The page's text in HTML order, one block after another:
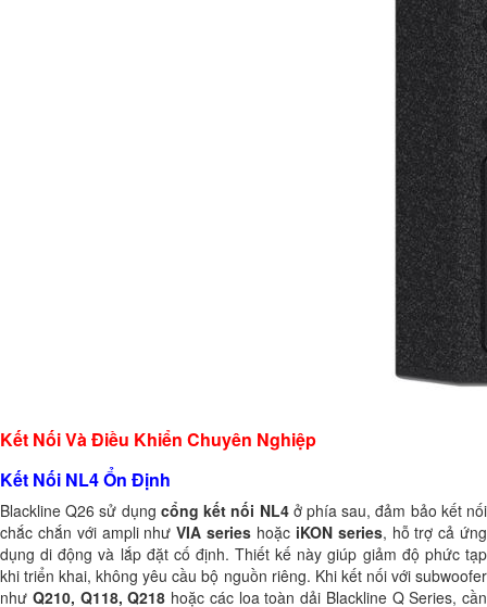
Kết Nối Và Điều Khiển Chuyên Nghiệp
Kết Nối NL4 Ổn Định
Blackline Q26 sử dụng cổng kết nối NL4ở phía sau, đảm bảo kết nối
chắc chắn với ampli nhưVIA series hoặc iKON series, hỗ trợ cả ứng
dụng di động và lắp đặt cố định. Thiết kế này giúp giảm độ phức tạp
khi triển khai, không yêu cầu bộ nguồn riêng. Khi kết nối với subwoofer
như Q210, Q118, Q218 hoặc các loa toàn dải Blackline Q Series, cần